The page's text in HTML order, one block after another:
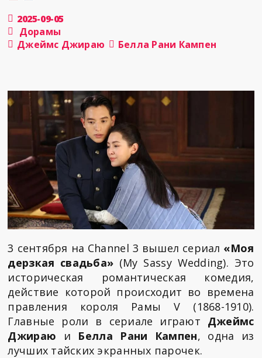
2025-09-05
Дорамы
Джеймс Джираю
Белла Рани Кампен
3 сентября на Channel 3 вышел сериал «Моя
дерзкая свадьба» (My Sassy Wedding). Это
историческая романтическая комедия,
действие которой происходит во времена
правления короля Рамы V (1868-1910).
Главные роли в сериале играют Джеймс
Джираю и Белла Рани Кампен, одна из
лучших тайских экранных парочек.